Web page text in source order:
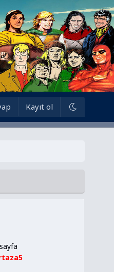
Kayıt ol